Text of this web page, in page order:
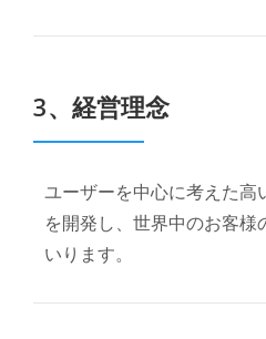
3、経営理念
ユーザーを中心に考えた高
を開発し、世界中のお客様
いります。